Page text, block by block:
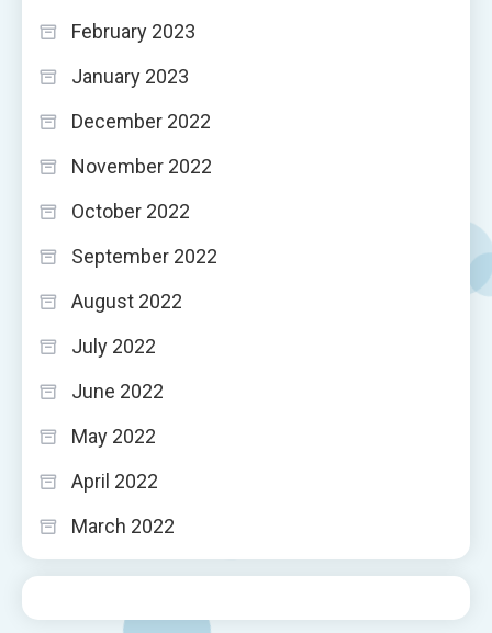
February 2023
January 2023
December 2022
November 2022
October 2022
September 2022
August 2022
July 2022
June 2022
May 2022
April 2022
March 2022